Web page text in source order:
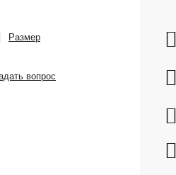
Размер
вопрос